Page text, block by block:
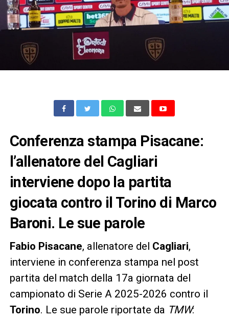
Conferenza stampa Pisacane:
l’allenatore del Cagliari
interviene dopo la partita
giocata contro il Torino di Marco
Baroni. Le sue parole
Fabio Pisacane, allenatore del Cagliari,
interviene in conferenza stampa nel post
partita del match della 17a giornata del
campionato di Serie A 2025-2026 contro il
Torino. Le sue parole riportate da TMW: